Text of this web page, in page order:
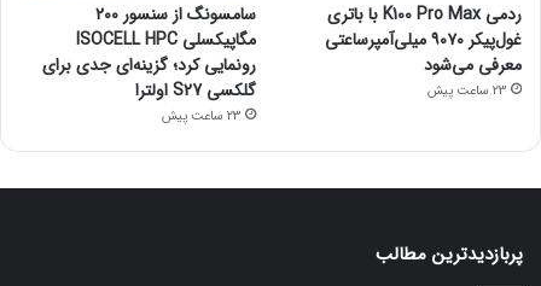
ردمی K100 Pro Max با باتری
غول‌پیکر ۹۰۷۰ میلی‌آمپرساعتی
معرفی می‌شود
23 ساعت پیش
سامسونگ از سنسور ۲۰۰
مگاپیکسلی ISOCELL HPC
رونمایی کرد؛ گزینه‌ای جدی برای
گلکسی S27 اولترا
23 ساعت پیش
پربازدیدترین مطالب